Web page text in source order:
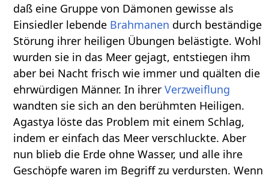
daß eine Gruppe von Dämonen gewisse als
Einsiedler lebende Brahmanen durch beständige
Störung ihrer heiligen Übungen belästigte. Wohl
wurden sie in das Meer gejagt, entstiegen ihm
aber bei Nacht frisch wie immer und quälten die
ehrwürdigen Männer. In ihrerVerzweiflung
wandten sie sich an den berühmten Heiligen.
Agastya löste das Problem mit einem Schlag,
indem er einfach das Meer verschluckte. Aber
nun blieb die Erde ohne Wasser, und alle ihre
Geschöpfe waren im Begriff zu verdursten. Wenn